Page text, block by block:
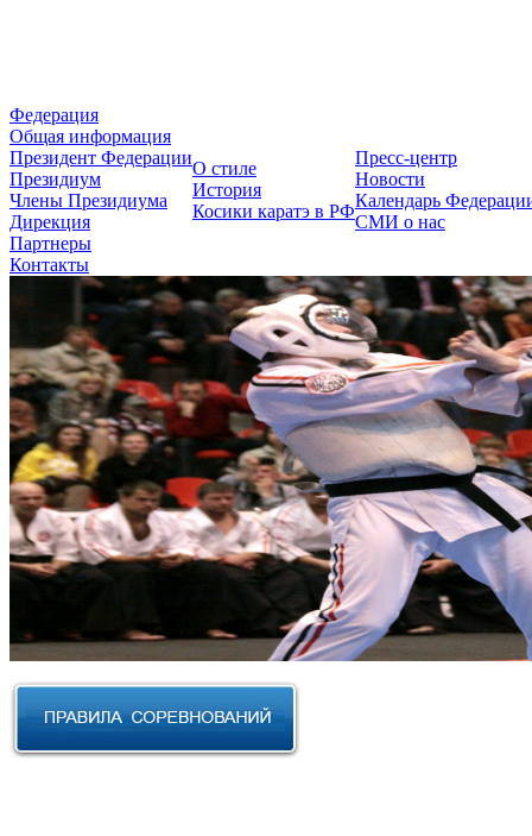
Федерация
Общая информация
Президент Федерации
Президиум
Члены Президиума
Дирекция
Партнеры
Контакты
О стиле
История
Косики каратэ в РФ
Пресс-центр
Новости
Календарь
СМИ о нас